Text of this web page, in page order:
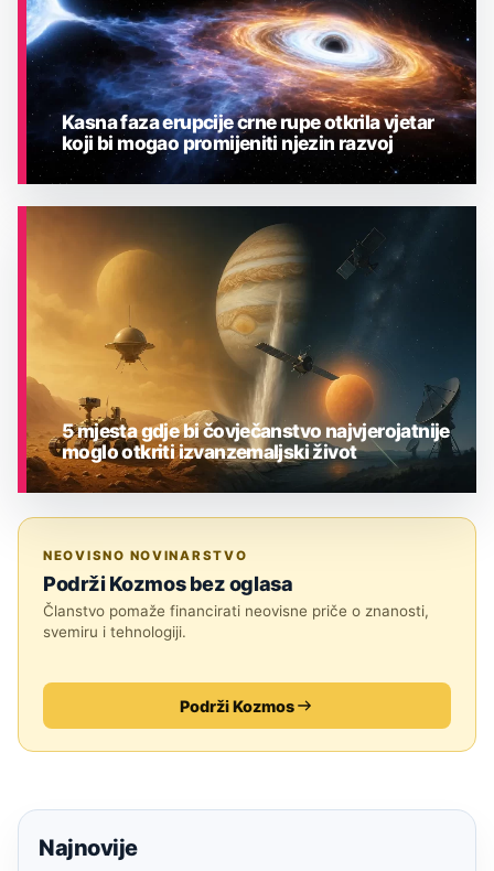
Kasna faza erupcije crne rupe otkrila vjetar
koji bi mogao promijeniti njezin razvoj
5 mjesta gdje bi čovječanstvo najvjerojatnije
moglo otkriti izvanzemaljski život
NEOVISNO NOVINARSTVO
Podrži Kozmos bez oglasa
Članstvo pomaže financirati neovisne priče o znanosti,
svemiru i tehnologiji.
Podrži Kozmos
Najnovije